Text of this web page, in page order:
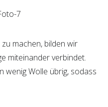
machen, bilden wir
miteinander verbindet.
wenig Wolle übrig, sodass